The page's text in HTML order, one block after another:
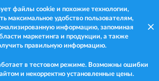
файлы cookie и похожие технологии,
максимальное удобство пользователям,
информацию, запоминая
маркетинга и продукции, а также
правильную информацию.
в тестовом режиме. Возможны ошибки
и некорректно установленные цены.